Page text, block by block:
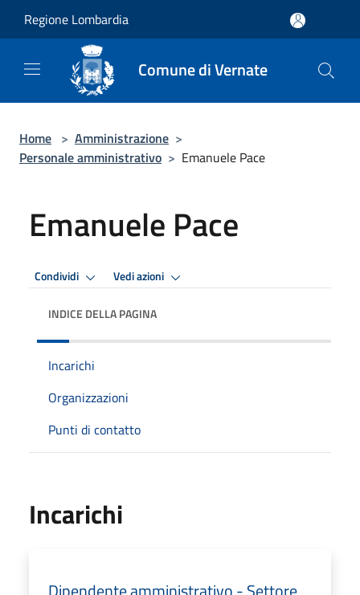
Regione Lombardia
Comune di Vernate
Home > Amministrazione >
Personale amministrativo > Emanuele Pace
Emanuele Pace
Condividi Vedi azioni
INDICE DELLA PAGINA
Incarichi
Organizzazioni
Punti di contatto
Incarichi